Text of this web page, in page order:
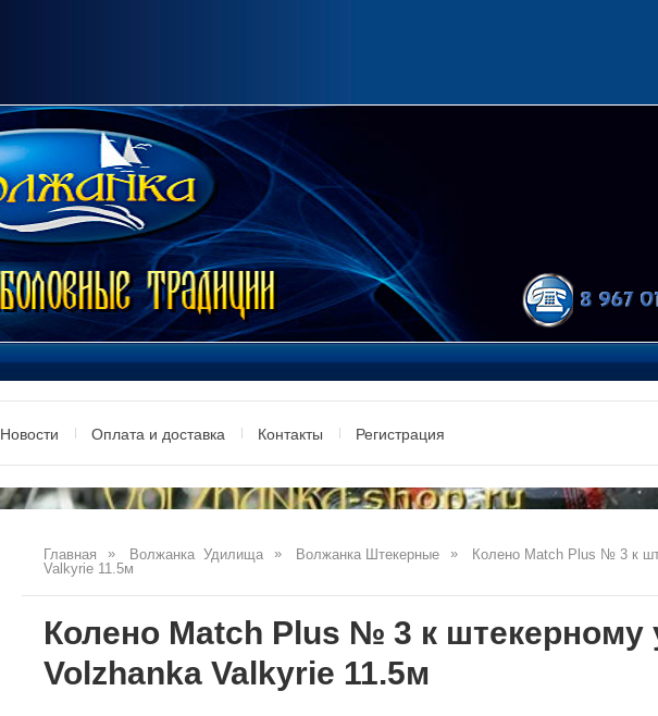
Новости Оплата и доставка Контакты Регистрация
Главная Волжанка  Удилища Волжанка Штекерные
Колено Match Plus № 3 к
Valkyrie 11.5м
Колено Match Plus № 3 к штекерному
Volzhanka Valkyrie 11.5м